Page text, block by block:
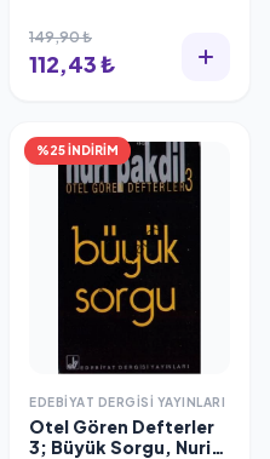
149,90 ₺
112,43 ₺
%25 İNDİRİM
EDEBIYAT DERGISI YAYINLARI
Otel Gören Defterler
3; Büyük Sorgu, Nuri